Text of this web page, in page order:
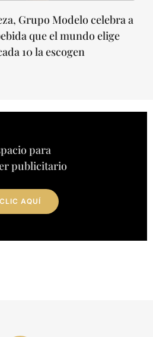
Grupo Modelo celebra a
que el mundo elige
10 la escogen
para
publicitario
CLIC AQUÍ